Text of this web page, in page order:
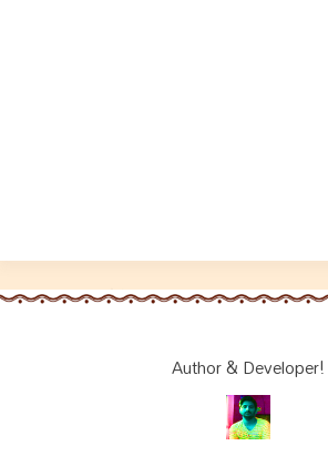
Author & Developer!